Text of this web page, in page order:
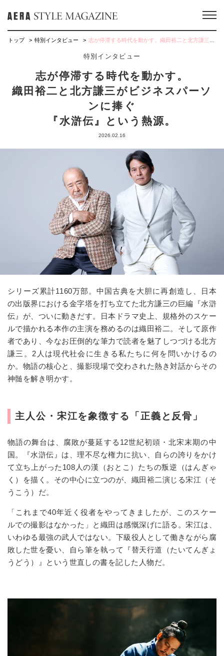
トップ 特別インタビュー 志が停滞する時代を動かす。織田裕二と北方謙三がビジネスパーソンに捧ぐ『水滸伝』という熱源。
特別インタビュー
志が停滞する時代を動かす。
織田裕二と北方謙三がビジネスパーソ
ンに捧ぐ
『水滸伝』という熱源。
2026.02.16
シリーズ累計1160万部。中国古典を大胆に再創造し、日本
の出版界における金字塔を打ち立てた北方謙三の巨編『水滸
伝』が、ついに動きだす。日本ドラマ史上、規格外のスケー
ルで描かれる本作の主演を務めるのは織田裕二。そして原作
者であり、今なお圧倒的な筆力で読者を魅了しつづける北方
謙三。2人は現代社会に生きる私たちに何を問いかけるの
か。物語の核心と、撮影現場で交わされた熱き対話からその
神髄を解き明かす。
主人公・宋江を象徴する「正義と反骨」
物語の舞台は、腐敗が蔓延する 12世紀初頭・北宋末期の中
国。『水滸伝』は、理不尽な権力に抗い、自らの誇りをかけ
て立ち上がった108人の漢（おとこ）たちの叛逆（はんぎゃ
く）を描く。その中心に立つのが、織田裕二演じる宋江（そ
うこう）だ。
「これまで40年近く役者をやってきましたが、このスケー
ルでの撮影はなかった」と織田は感慨深げに語る。宋江は、
いわゆる最強の武人ではない。下級役人として働きながら腐
敗した世を憂い、自ら筆を執って『替天行道（たいてんぎょ
うどう）』という世直しの書を記した人物だ。